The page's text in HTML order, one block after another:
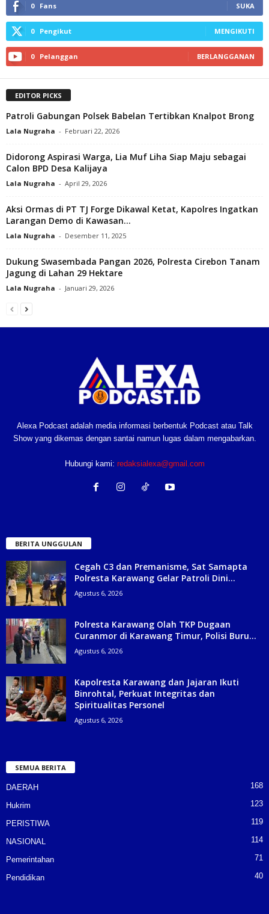
0 Fans SUKA
0 Pengikut MENGIKUTI
0 Pelanggan BERLANGGANAN
EDITOR PICKS
Patroli Gabungan Polsek Babelan Tertibkan Knalpot Brong
Lala Nugraha - Februari 22, 2026
Didorong Aspirasi Warga, Lia Muf Liha Siap Maju sebagai
Calon BPD Desa Kalijaya‎
Lala Nugraha - April 29, 2026
Aksi Ormas di PT TJ Forge Dikawal Ketat, Kapolres Ingatkan
Larangan Demo di Kawasan...
Lala Nugraha - Desember 11, 2025
Dukung Swasembada Pangan 2026, Polresta Cirebon Tanam
Jagung di Lahan 29 Hektare
Lala Nugraha - Januari 29, 2026
Alexa Podcast adalah media informasi berbentuk Podcast atau Talk
Show yang dikemas dengan santai namun lugas dalam mengabarkan.
Hubungi kami: redaksialexa@gmail.com
BERITA UNGGULAN
Cegah C3 dan Premanisme, Sat Samapta
Polresta Karawang Gelar Patroli Dini...
Agustus 6, 2026
Polresta Karawang Olah TKP Dugaan
Curanmor di Karawang Timur, Polisi Buru...
Agustus 6, 2026
Kapolresta Karawang dan Jajaran Ikuti
Binrohtal, Perkuat Integritas dan
Spiritualitas Personel
Agustus 6, 2026
SEMUA BERITA
DAERAH 168
Hukrim 123
PERISTIWA 119
NASIONAL 114
Pemerintahan 71
Pendidikan 40